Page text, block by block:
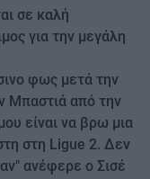
σε καλή
για την μεγάλη
φως μετά την
Μπαστιά από την
είναι να βρω μια
στη Ligue 2. Δεν
ανέφερε ο Σισέ